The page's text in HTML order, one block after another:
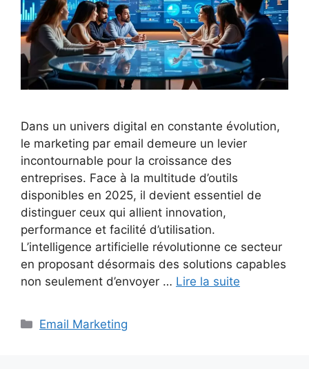
Dans un univers digital en constante évolution,
le marketing par email demeure un levier
incontournable pour la croissance des
entreprises. Face à la multitude d’outils
disponibles en 2025, il devient essentiel de
distinguer ceux qui allient innovation,
performance et facilité d’utilisation.
L’intelligence artificielle révolutionne ce secteur
en proposant désormais des solutions capables
non seulement d’envoyer … Lire la suite
Catégories
Email Marketing